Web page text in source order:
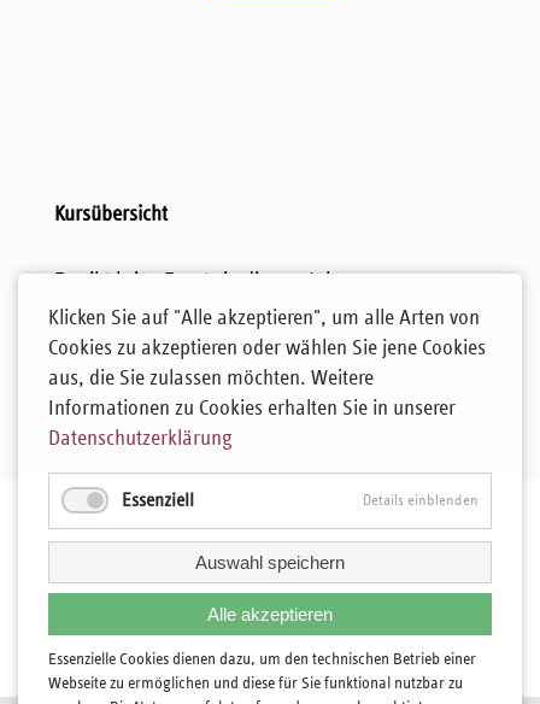
Kursübersicht
Es gibt keine Events in diesem Jahr.
Klicken Sie auf "Alle akzeptieren", um alle Arten von
Cookies zu akzeptieren oder wählen Sie jene Cookies
aus, die Sie zulassen möchten. Weitere
Informationen zu Cookies erhalten Sie in unserer
Datenschutzerklärung
Essenziell Details einblenden
Auswahl speichern
Alle akzeptieren
Essenzielle Cookies dienen dazu, um den technischen Betrieb einer
Webseite zu ermöglichen und diese für Sie funktional nutzbar zu